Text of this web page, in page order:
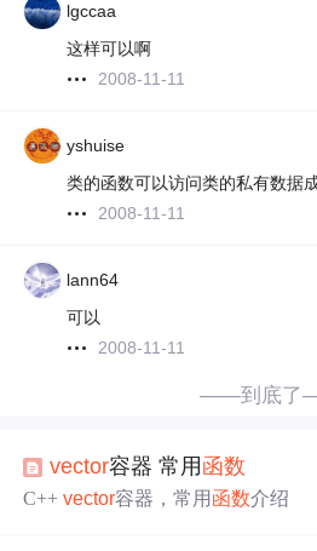
lgccaa
这样可以啊
2008-11-11
yshuise
类的函数可以访问类的私有数据
2008-11-11
lann64
可以
2008-11-11
——到底了
vector容器 常用 函数
C++vector容器，常用 函数介绍